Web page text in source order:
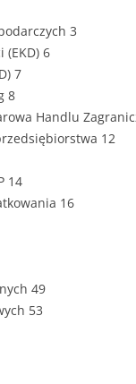
3
(EKD) 6
7
8
Handlu
12
14
16
49
53